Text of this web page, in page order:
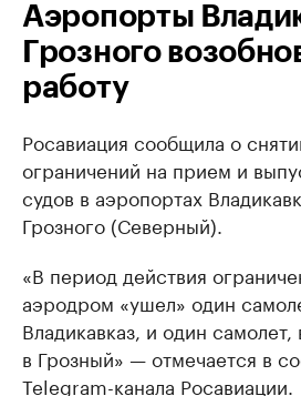
Аэропорты
Грозного
работу
Росавиация сообщила о
ограничений на прием и
судов в аэропортах
Грозного (Северный).
«В период действия
аэродром «ушел» один
Владикавказ, и один
в Грозный» — отмечается в
Telegram-канала Росавиации.